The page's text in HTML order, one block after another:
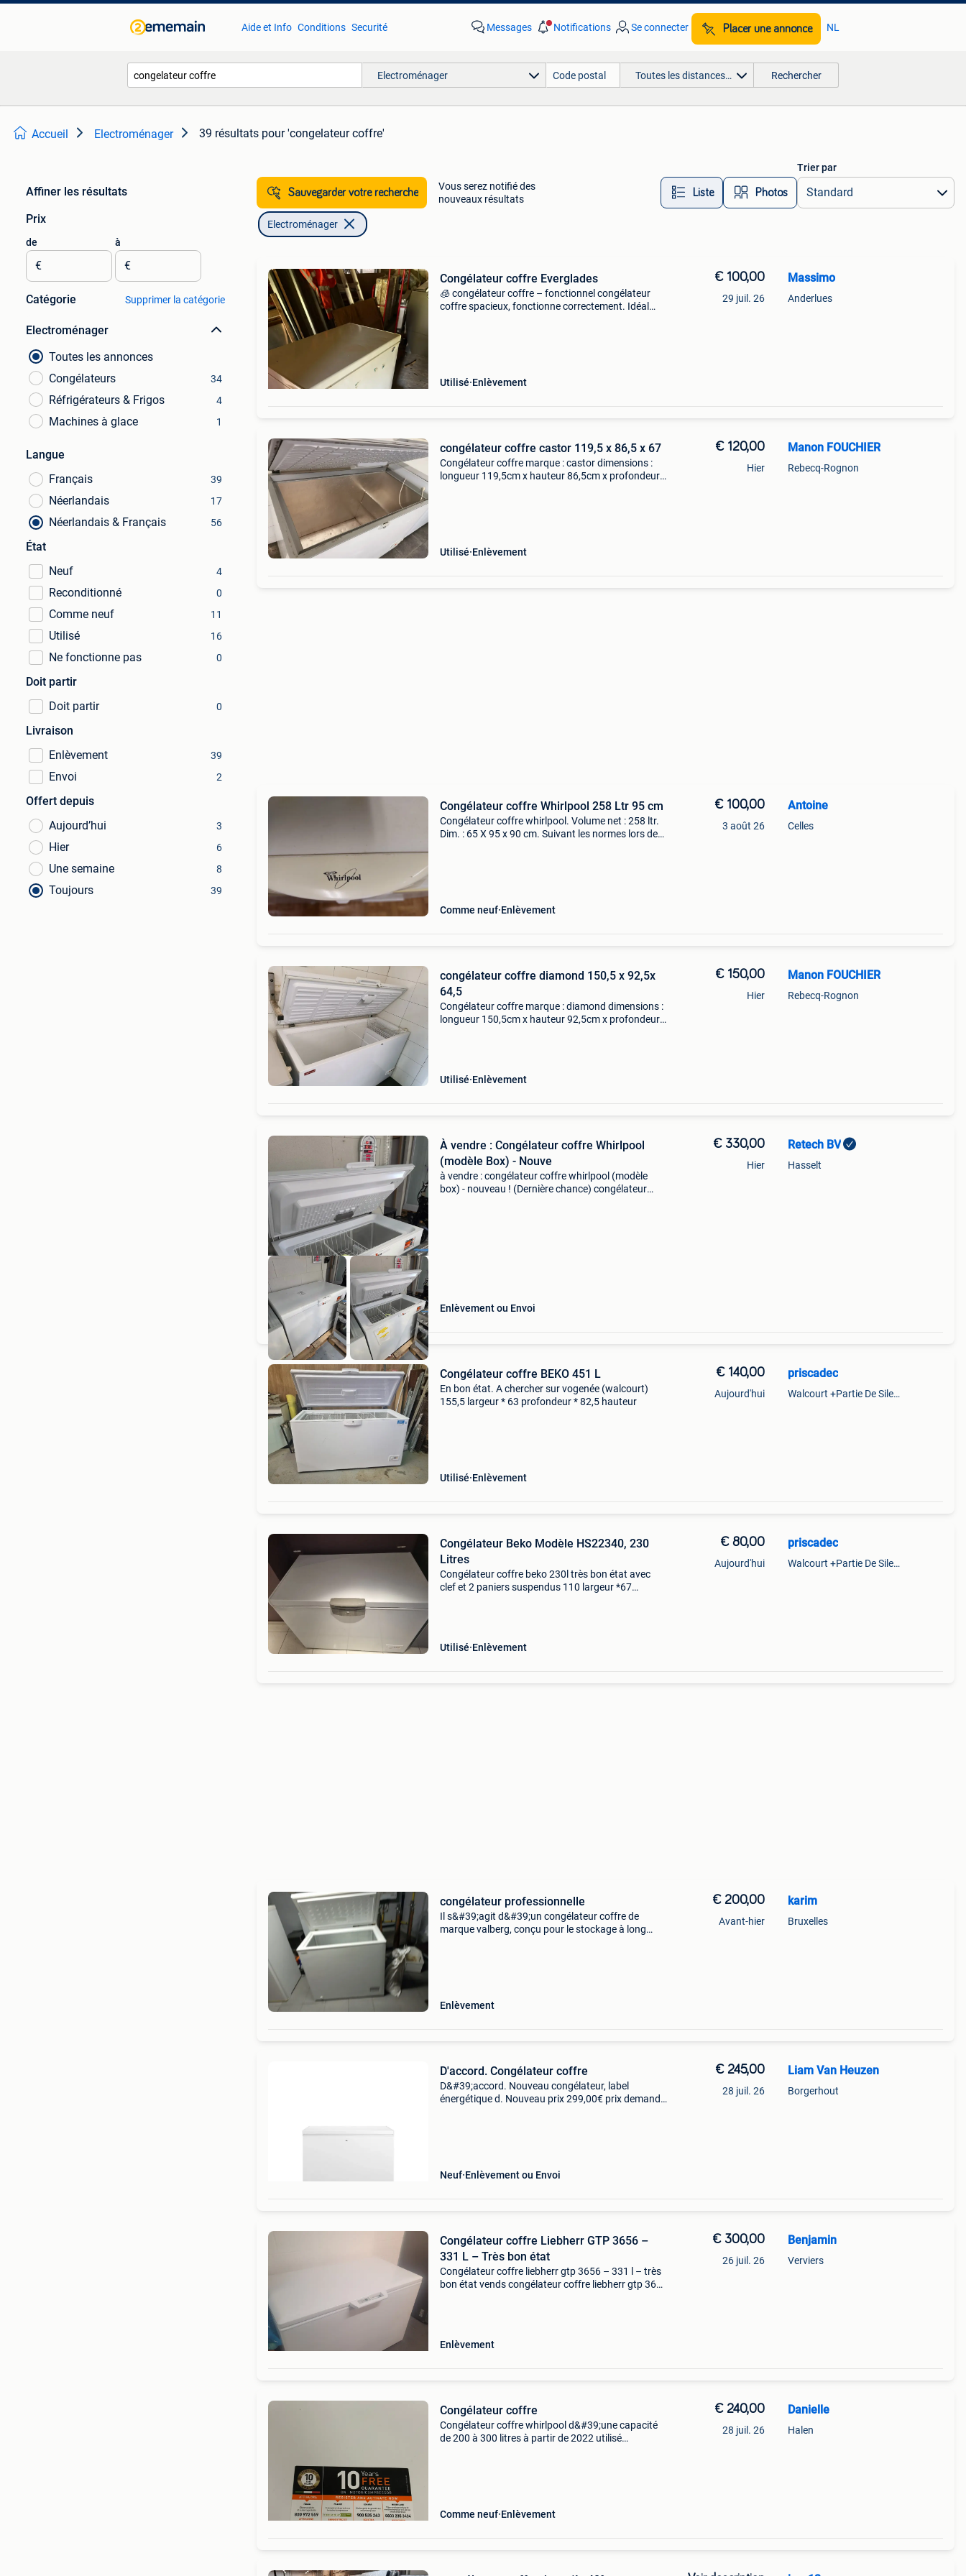
Aide et Info Conditions Securité Messages Notifications Se connecter Placer une annonce NL
Electroménager Toutes les distances… Rechercher
Accueil Electroménager 39 résultats pour 'congelateur coffre'
Affiner les résultats
Prix
de
€
à
€
Catégorie Supprimer la catégorie
Electroménager
Toutes les annonces
Congélateurs
34
Réfrigérateurs & Frigos 4
Machines à glace 1
Langue
Français
39
Néerlandais 17
Néerlandais & Français 56
État
Neuf
4
Reconditionné 0
Comme neuf 11
Utilisé 16
Ne fonctionne pas 0
Doit partir
Doit partir
0
Livraison
Enlèvement
39
Envoi 2
Offert depuis
Aujourd’hui
3
Hier 6
Une semaine 8
Toujours 39
Sauvegarder votre recherche
Vous serez notifié des
nouveaux résultats
Liste Photos
Trier par
Electroménager
Congélateur coffre Everglades
🧊 congélateur coffre – fonctionnel congélateur
coffre spacieux, fonctionne correctement. Idéal
Utilisé Enlèvement
€ 100,00
29 juil. 26
Massimo
Anderlues
congélateur coffre castor 119,5 x 86,5 x 67
Congélateur coffre marque : castor dimensions :
longueur 119,5cm x hauteur 86,5cm x profondeur
Utilisé Enlèvement
€ 120,00
Hier
Manon FOUCHIER
Rebecq-Rognon
Congélateur coffre Whirlpool 258 Ltr 95 cm
Congélateur coffre whirlpool. Volume net : 258 ltr.
Dim. : 65 X 95 x 90 cm. Suivant les normes lors de
Comme neuf Enlèvement
€ 100,00
3 août 26
Antoine
Celles
congélateur coffre diamond 150,5 x 92,5x
64,5
Congélateur coffre marque : diamond dimensions :
longueur 150,5cm x hauteur 92,5cm x profondeur
Utilisé Enlèvement
€ 150,00
Hier
Manon FOUCHIER
Rebecq-Rognon
À vendre : Congélateur coffre Whirlpool
(modèle Box) - Nouve
à vendre : congélateur coffre whirlpool (modèle
box) - nouveau ! (Dernière chance) congélateur
Enlèvement ou Envoi
€ 330,00
Hier
Retech BV
Hasselt
Congélateur coffre BEKO 451 L
En bon état. A chercher sur vogenée (walcourt)
155,5 largeur * 63 profondeur * 82,5 hauteur
Utilisé Enlèvement
€ 140,00
Aujourd'hui
priscadec
Walcourt +Partie De Silenrieux
Congélateur Beko Modèle HS22340, 230
Litres
Congélateur coffre beko 230l très bon état avec
clef et 2 paniers suspendus 110 largeur *67
Utilisé Enlèvement
€ 80,00
Aujourd'hui
priscadec
Walcourt +Partie De Silenrieux
congélateur professionnelle
Il s&#39;agit d&#39;un congélateur coffre de
marque valberg, conçu pour le stockage à long
Enlèvement
€ 200,00
Avant-hier
karim
Bruxelles
D'accord. Congélateur coffre
D&#39;accord. Nouveau congélateur, label
énergétique d. Nouveau prix 299,00€ prix demandé
Neuf Enlèvement ou Envoi
€ 245,00
28 juil. 26
Liam Van Heuzen
Borgerhout
Congélateur coffre Liebherr GTP 3656 –
331 L – Très bon état
Congélateur coffre liebherr gtp 3656 – 331 l – très
bon état vends congélateur coffre liebherr gtp 3656
Enlèvement
€ 300,00
26 juil. 26
Benjamin
Verviers
Congélateur coffre
Congélateur coffre whirlpool d&#39;une capacité
de 200 à 300 litres à partir de 2022 utilisé
Comme neuf Enlèvement
€ 240,00
28 juil. 26
Danielle
Halen